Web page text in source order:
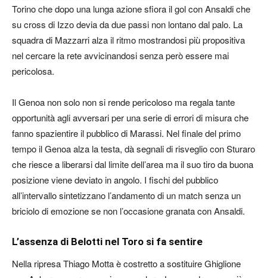
Torino che dopo una lunga azione sfiora il gol con Ansaldi che
su cross di Izzo devia da due passi non lontano dal palo. La
squadra di Mazzarri alza il ritmo mostrandosi più propositiva
nel cercare la rete avvicinandosi senza però essere mai
pericolosa.
Il Genoa non solo non si rende pericoloso ma regala tante
opportunità agli avversari per una serie di errori di misura che
fanno spazientire il pubblico di Marassi. Nel finale del primo
tempo il Genoa alza la testa, dà segnali di risveglio con Sturaro
che riesce a liberarsi dal limite dell’area ma il suo tiro da buona
posizione viene deviato in angolo. I fischi del pubblico
all’intervallo sintetizzano l’andamento di un match senza un
briciolo di emozione se non l’occasione granata con Ansaldi.
L’assenza di Belotti nel Toro si fa sentire
Nella ripresa Thiago Motta è costretto a sostituire Ghiglione